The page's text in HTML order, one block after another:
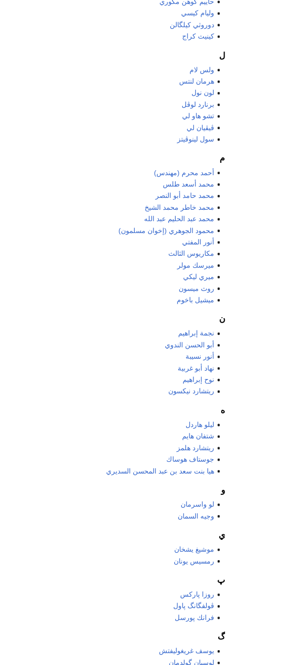
وليام كيسي
دوروثي كيلگالن
كينيث كراج
ل
ولس لام
هرمان لنتس
لون نول
برنارد لوڤل
تشو هاو لي
ڤيڤيان لي
سول لينوڤيتز
م
أحمد محرم (مهندس)
محمد أسعد طلس
محمد حامد أبو النصر
محمد خاطر محمد الشيخ
محمد عبد الحليم عبد الله
محمود الجوهري (إخوان مسلمون)
أنور المفتي
مكاريوس الثالث
ميرسك مولر
ميري ليكي
روث ميسون
ميشيل باخوم
ن
نجمة إبراهيم
أبو الحسن الندوي
أنور نسيبة
نهاد أبو غربية
نوح إبراهيم
ريتشارد نيكسون
ه
ليلو هاردل
شتفان هايم
ريتشارد هلمز
جوستاف هوساك
هيا بنت سعد بن عبد المحسن السديري
و
لو واسرمان
وجيه السمان
ي
موشيغ يشخان
رمسيس يونان
پ
روزا پاركس
ڤولفگانگ پاول
فرانك پورسل
گ
يوسف غريغوليفتش
لوسيان گولدمان